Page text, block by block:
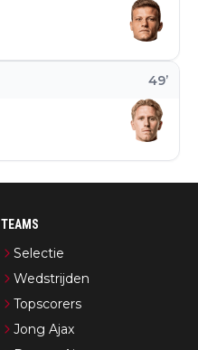
49’
TEAMS
Selectie
Wedstrijden
Topscorers
Jong Ajax